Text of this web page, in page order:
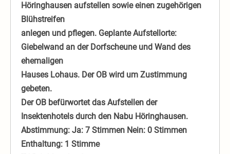
Höringhausen aufstellen sowie einen zugehörigen
Blühstreifen
anlegen und pflegen. Geplante Aufstellorte:
Giebelwand an der Dorfscheune und Wand des
ehemaligen
Hauses Lohaus. Der OB wird um Zustimmung
gebeten.
Der OB befürwortet das Aufstellen der
Insektenhotels durch den Nabu Höringhausen.
Abstimmung: Ja: 7 Stimmen Nein: 0 Stimmen
Enthaltung: 1 Stimme